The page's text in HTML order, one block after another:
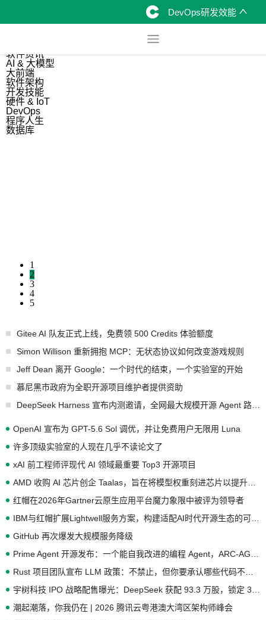
DevOps研发效能
软件资讯
AI & 大模型
大前端
软件架构
开发技能
硬件 & IoT
DevOps
程序人生
数据库
1
2
3
4
5
Gitee AI 队友正式上线，免费领 500 Credits 体验额度
Simon Willison 重新拥抱 MCP：无状态协议如何改变游戏规则
Jeff Dean 离开 Google：一个时代的结束，一个实验室的开始
慕尼黑市政府为全职开源项目维护者提供资助
OpenAI 宣布为 GPT-5.6 Sol 调优，并让免费用户无限用 Luna
许多顶级实验室的人现在几乎不读论文了
xAI 前工程师评现代 AI 领域最重要 Top3 开源项目
红帽在2026年Gartner云原生应用平台魔力象限中被评为领导者
GitHub 再次爆发大规模服务降级
潮起潮落，你我仍在 | 2026 腾讯云粤港澳大湾区架构师峰会